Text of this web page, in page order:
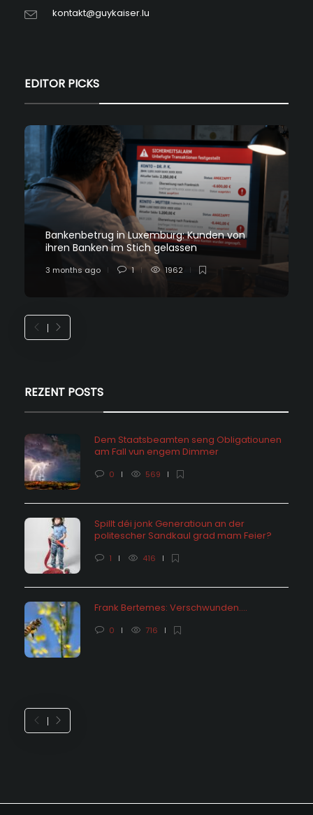
kontakt@guykaiser.lu
EDITOR PICKS
Bankenbetrug in Luxemburg: Kunden von
ihren Banken im Stich gelassen
3 months ago 1 1962
REZENT POSTS
Dem Staatsbeamten seng Obligatiounen
am Fall vun engem Dimmer
0 569
Spillt déi jonk Generatioun an der
politescher Sandkaul grad mam Feier?
1 416
Frank Bertemes: Verschwunden….
0 716